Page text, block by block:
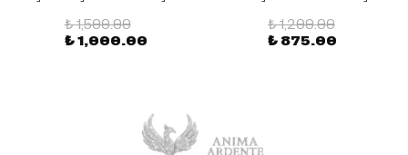
₺ 1,500.00
₺ 1,000.00
₺ 1,200.00
₺ 875.00